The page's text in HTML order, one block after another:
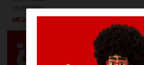
29/07/2026
MEJORAS